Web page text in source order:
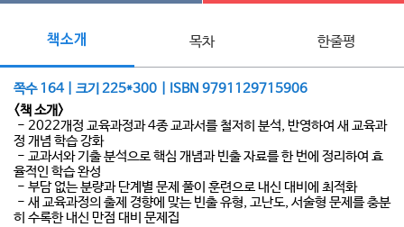
책소개 목차 한줄평
쪽수 164 | 크기 225*300 | ISBN 9791129715906
<책 소개>
- 2022개정 교육과정과 4종 교과서를 철저히 분석, 반영하여 새 교육과
정 개념 학습 강화
- 교과서와 기출 분석으로 핵심 개념과 빈출 자료를 한 번에 정리하여 효
율적인 학습 완성
- 부담 없는 분량과 단계별 문제 풀이 훈련으로 내신 대비에 최적화
- 새 교육과정의 출제 경향에 맞는 빈출 유형, 고난도, 서술형 문제를 충분
히 수록한 내신 만점 대비 문제집